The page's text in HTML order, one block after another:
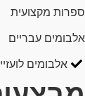
ספרות מקצועית
אלבומים עבריים
אלבומים